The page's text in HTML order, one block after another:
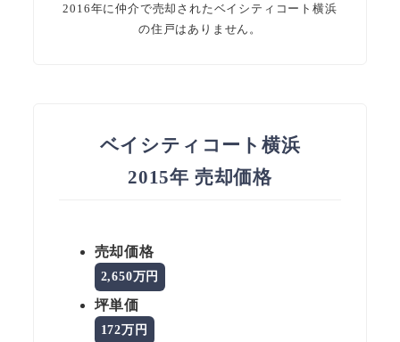
2016年に仲介で売却されたベイシティコート横浜
の住戸はありません。
ベイシティコート横浜
2015年 売却価格
売却価格
2,650万円
坪単価
172万円